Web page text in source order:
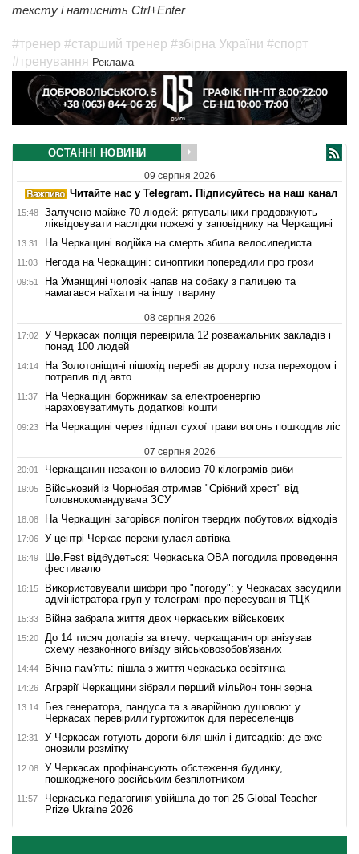
тексту і натисніть Ctrl+Enter
#тренер #старший тренер #збірна України #спорт
#тренування Реклама
ОСТАННІ НОВИНИ
09 серпня 2026
Читайте нас у Telegram. Підписуйтесь на наш канал
15:48
Залучено майже 70 людей: рятувальники продовжують
ліквідовувати наслідки пожежі у заповіднику на Черкащині
13:31 На Черкащині водійка на смерть збила велосипедиста
11:03 Негода на Черкащині: синоптики попередили про грози
09:51
На Уманщині чоловік напав на собаку з палицею та
намагався наїхати на іншу тварину
08 серпня 2026
17:02
У Черкасах поліція перевірила 12 розважальних закладів і
понад 100 людей
14:14
На Золотоніщині пішохід перебігав дорогу поза переходом і
потрапив під авто
11:37
На Черкащині боржникам за електроенергію
нараховуватимуть додаткові кошти
09:23 На Черкащині через підпал сухої трави вогонь пошкодив ліс
07 серпня 2026
20:01 Черкащанин незаконно виловив 70 кілограмів риби
19:05
Військовий із Чорнобая отримав "Срібний хрест" від
Головнокомандувача ЗСУ
18:08 На Черкащині загорівся полігон твердих побутових відходів
17:06 У центрі Черкас перекинулася автівка
16:49
Ше.Fest відбудеться: Черкаська ОВА погодила проведення
фестивалю
16:15
Використовували шифри про "погоду": у Черкасах засудили
адміністратора груп у телеграмі про пересування ТЦК
15:33 Війна забрала життя двох черкаських військових
15:20
До 14 тисяч доларів за втечу: черкащанин організував
схему незаконного виїзду військовозобов'язаних
14:44 Вічна пам'ять: пішла з життя черкаська освітянка
14:26 Аграрії Черкащини зібрали перший мільйон тонн зерна
13:14
Без генератора, пандуса та з аварійною душовою: у
Черкасах перевірили гуртожиток для переселенців
12:31
У Черкасах готують дороги біля шкіл і дитсадків: де вже
оновили розмітку
12:08
У Черкасах профінансують обстеження будинку,
пошкодженого російським безпілотником
11:57
Черкаська педагогиня увійшла до топ-25 Global Teacher
Prize Ukraine 2026